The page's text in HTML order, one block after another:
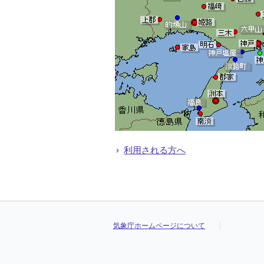
利用される方へ
気象庁ホームページについて